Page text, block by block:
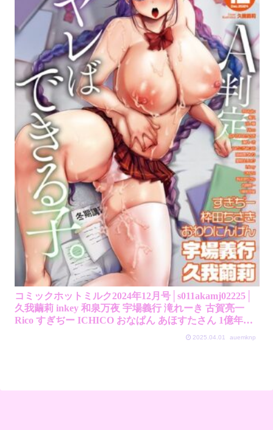
コミックホットミルク2024年12月号│s011akamj02225│
久我繭莉 inkey 和泉万夜 宇場義行 滝れーき 古賀亮一
Rico すぎぢー ICHICO おなぱん あほすたさん 1億年惑
星 論倫理ろんり 梅久 沙ノ樹 ねどころみつき 屋根上リ
2025.04.01 auemknp